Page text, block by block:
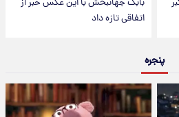
بابک جهانبخش با این عکس خبر از
اتفاقی تازه داد
پنجره